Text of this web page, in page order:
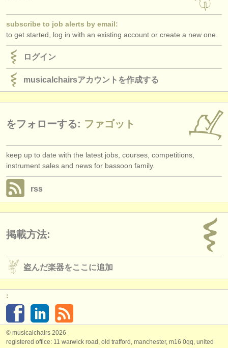
subscribe to job alerts by email:
to get started, log in with an existing account or create a new one.
ログイン
musicalchairsアカウントを作成する
をフォローする: ファゴット
keep up to date with the latest jobs, courses, competitions,
instrument sales and news for bassoon family.
rss
掲載方法:
盗んだ楽器をここに追加
:
© musicalchairs 2026
registered office: 11 warwick road, old trafford, manchester, m16 0qq, united